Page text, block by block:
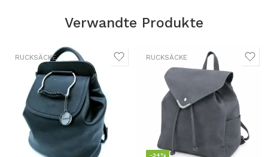
Verwandte Produkte
RUCKSÄCKE RUCKSÄCKE
-34%